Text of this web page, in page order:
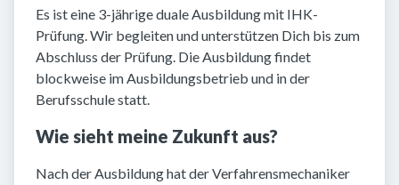
Es ist eine 3-jährige duale Ausbildung mit IHK-
Prüfung. Wir begleiten und unterstützen Dich bis zum
Abschluss der Prüfung. Die Ausbildung findet
blockweise im Ausbildungsbetrieb und in der
Berufsschule statt.
Wie sieht meine Zukunft aus?
Nach der Ausbildung hat der Verfahrensmechaniker